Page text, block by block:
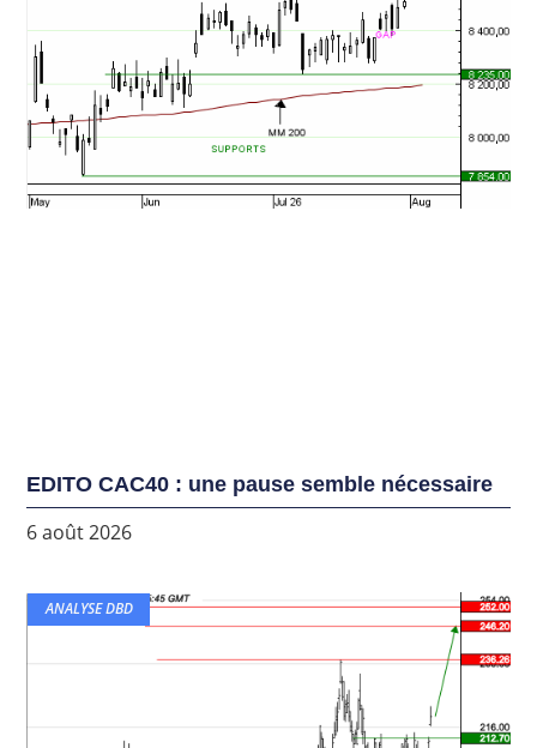
EDITO CAC40 : une pause semble nécessaire
6 août 2026
ANALYSE DBD